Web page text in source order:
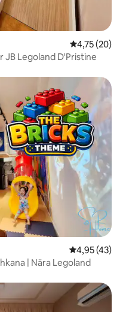
4,75 av 5 i
4,75 (20)
JB Legoland D'Pristine
4,95 av 5 i
4,95 (43)
| Nära Legoland